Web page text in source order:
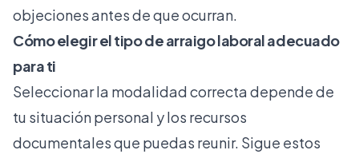
objeciones antes de que ocurran.
Cómo elegir el tipo de arraigo laboral adecuado
para ti
Seleccionar la modalidad correcta depende de
tu situación personal y los recursos
documentales que puedas reunir. Sigue estos